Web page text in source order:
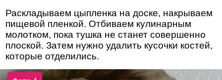
Раскладываем цыпленка на доске, накрываем
пищевой пленкой. Отбиваем кулинарным
молотком, пока тушка не станет совершенно
плоской. Затем нужно удалить кусочки костей,
которые отделились.